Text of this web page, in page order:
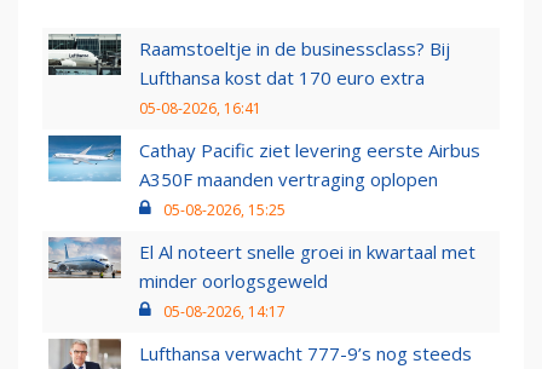
Raamstoeltje in de businessclass? Bij
Lufthansa kost dat 170 euro extra
05-08-2026, 16:41
Cathay Pacific ziet levering eerste Airbus
A350F maanden vertraging oplopen
05-08-2026, 15:25
El Al noteert snelle groei in kwartaal met
minder oorlogsgeweld
05-08-2026, 14:17
Lufthansa verwacht 777-9’s nog steeds